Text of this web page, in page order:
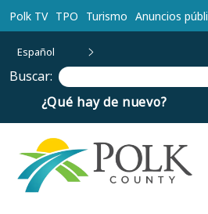
Ir al contenido principal
Polk TV TPO Turismo Anuncios
Español
Buscar:
¿Qué hay de nuevo?